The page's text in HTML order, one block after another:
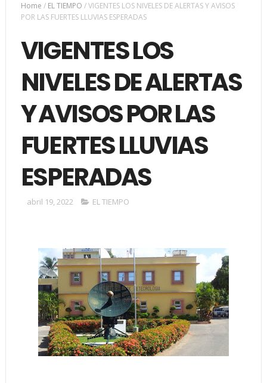
Home / EL TIEMPO /VIGENTES LOS NIVELES DE ALERTAS Y AVISOS
POR LAS FUERTES LLUVIAS ESPERADAS
VIGENTES LOS
NIVELES DE ALERTAS
Y AVISOS POR LAS
FUERTES LLUVIAS
ESPERADAS
abril 19, 2022 EL TIEMPO